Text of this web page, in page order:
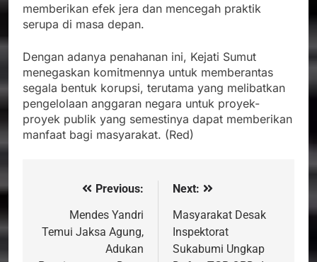
memberikan efek jera dan mencegah praktik
serupa di masa depan.
Dengan adanya penahanan ini, Kejati Sumut
menegaskan komitmennya untuk memberantas
segala bentuk korupsi, terutama yang melibatkan
pengelolaan anggaran negara untuk proyek-
proyek publik yang semestinya dapat memberikan
manfaat bagi masyarakat. (Red)
NavigasiPrevious:
Mendes Yandri
Temui Jaksa Agung,
Adukan
Next:
Masyarakat Desak
Inspektorat
Sukabumi Ungkap